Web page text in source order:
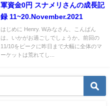
軍資金0円 スナメリさんの成長記
録 11~20.November.2021
はじめに Henry. Wみなさん、こんばん
は。いかがお過ごしでしょうか。前回の
11/10をピークに昨日まで大幅に全体のマ
ーケットは荒れてし...